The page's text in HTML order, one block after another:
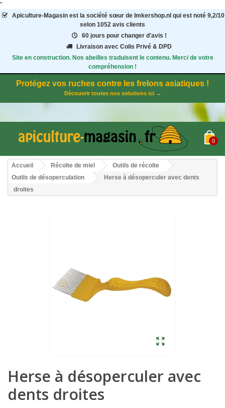
"
Apiculture-Magasinest la société sœur de Imkershop.nl qui est noté 9,2/10
selon 1052 avis clients
60 jours pour changer d'avis !
Livraison avec Colis Privé & DPD
Site en construction. Nos abeilles traduisent le contenu. Merci de votre
compréhension !
Protégez vos ruches contre les frelons asiatiques !
Découvrir toutes nos solutions ici →
0
Accueil Récolte de miel
Outils de récolte
Outils de désoperculation
Herse à désoperculer avec dents
droites
Herse à désoperculer avec
dents droites